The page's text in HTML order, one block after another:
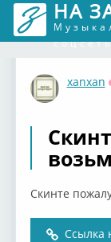
НА
xanxan
Скинте
Ссылка